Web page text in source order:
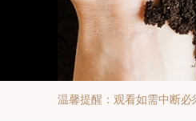
温馨提醒：观看如需中断必